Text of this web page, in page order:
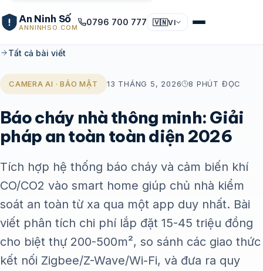
An Ninh Số
ANNINHSO.COM
0796 700 777 🇻🇳VI
Tất cả bài viết
CAMERA AI · BẢO MẬT 13 THÁNG 5, 2026 8 PHÚT ĐỌC
Báo cháy nhà thông minh: Giải
pháp an toàn toàn diện 2026
Tích hợp hệ thống báo cháy và cảm biến khí
CO/CO2 vào smart home giúp chủ nhà kiểm
soát an toàn từ xa qua một app duy nhất. Bài
viết phân tích chi phí lắp đặt 15-45 triệu đồng
cho biệt thự 200-500m², so sánh các giao thức
kết nối Zigbee/Z-Wave/Wi-Fi, và đưa ra quy